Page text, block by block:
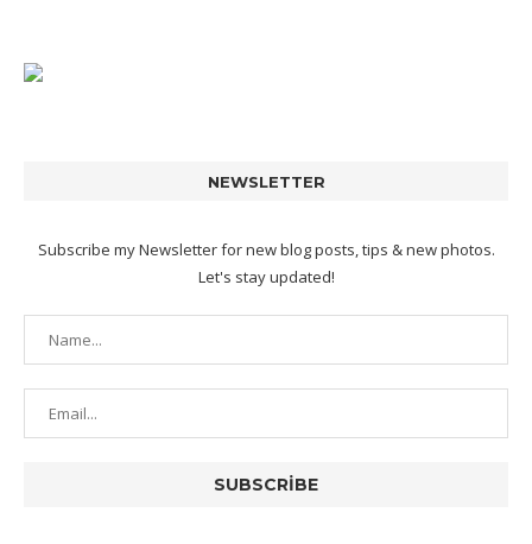
NEWSLETTER
Subscribe my Newsletter for new blog posts, tips & new photos.
Let's stay updated!